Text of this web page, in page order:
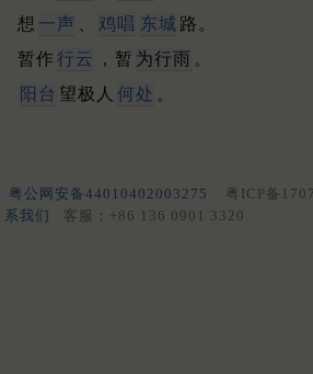
想 一声 鸡唱 东城 路。
暂作 行云 ，暂 为行雨 。
阳台 望极人 何处 。
粤公网安备44010402003275 粤ICP备
系我们
客服：+86 136 0901 3320